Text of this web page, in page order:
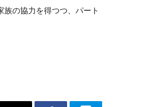
の協力を得つつ、パート